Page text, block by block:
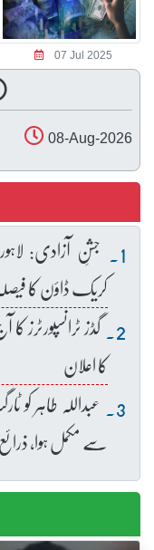
07 Jul 2025
08-Aug-2026
جشنِ آزادی:
کریک ڈاؤن کا
گڈز
کا اعلان
عبداللہ طاہر
سے مکمل ہوا، ذرائع